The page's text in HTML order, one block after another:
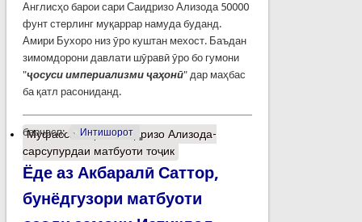
Англисҳо барои сари Саидризо Ализода 50000
фунт стерлинг муқаррар намуда буданд.
Амири Бухоро низ ӯро куштан мехост. Баъдан
зимомдорони давлати шӯравӣ ӯро бо гумони
"ҷосуси империализми ҷаҳонӣ" дар маҳбас
ба қатл расониданд.
барчасп: Интишорот
Муфассалтаро Саидризо Ализода-
сарсупурдаи матбуоти тоҷик
Ёде аз Акбаралӣ Саттор,
бунёдгузори матбуоти